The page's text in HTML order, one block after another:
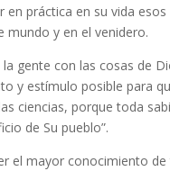
práctica en su vida
mundo y en el venidero.
gente con las cosas de
y estímulo posible para
ciencias, porque toda
de Su pueblo”.
el mayor conocimiento